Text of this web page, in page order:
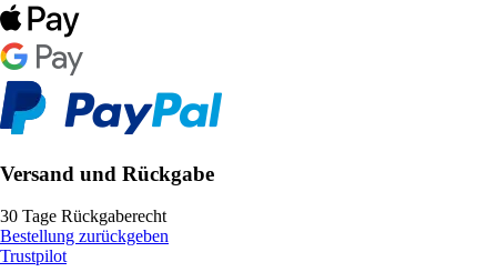
Versand und Rückgabe
30 Tage Rückgaberecht
Bestellung zurückgeben
Trustpilot